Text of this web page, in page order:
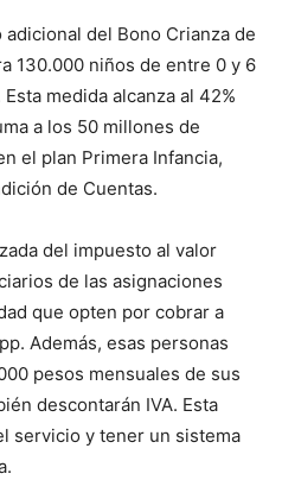
del Bono Crianza de
130.000 niños de entre 0 y 6
medida alcanza al 42%
a los 50 millones de
el plan Primera Infancia,
de Cuentas.
del impuesto al valor
de las asignaciones
que opten por cobrar a
Además, esas personas
pesos mensuales de sus
descontarán IVA. Esta
servicio y tener un sistema